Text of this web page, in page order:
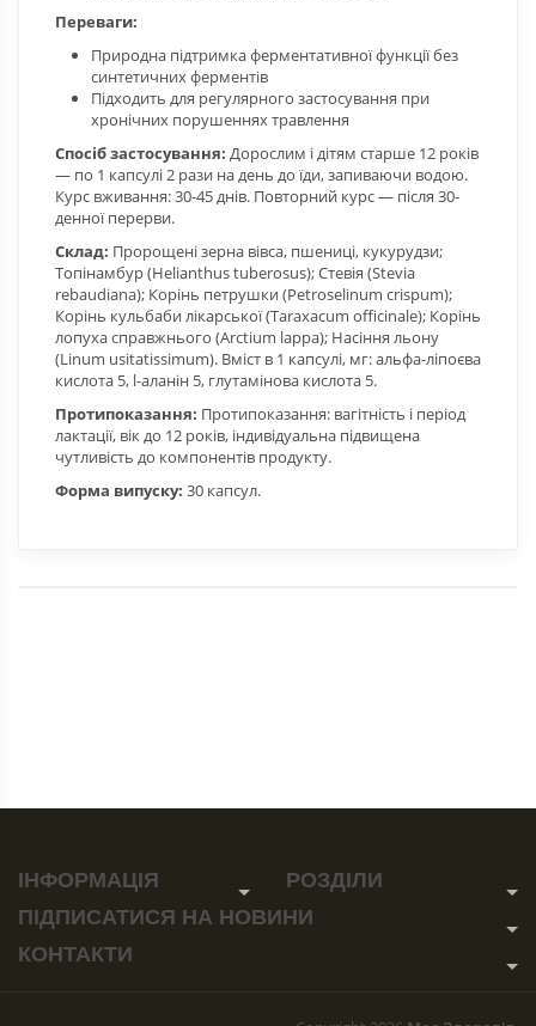
Переваги:
Природна підтримка ферментативної функції без
синтетичних ферментів
Підходить для регулярного застосування при
хронічних порушеннях травлення
Спосіб застосування: Дорослим і дітям старше 12 років
— по 1 капсулі 2 рази на день до їди, запиваючи водою.
Курс вживання: 30-45 днів. Повторний курс — після 30-
денної перерви.
Склад: Пророщені зерна вівса, пшениці, кукурудзи;
Топінамбур (Helianthus tuberosus); Стевія (Stevia
rebaudiana); Корінь петрушки (Petroselinum crispum);
Корінь кульбаби лікарської (Taraxacum officinale); Корінь
лопуха справжнього (Arctium lappa); Насіння льону
(Linum usitatissimum). Вміст в 1 капсулі, мг: альфа-ліпоєва
кислота 5, l-аланін 5, глутамінова кислота 5.
Протипоказання: Протипоказання: вагітність і період
лактації, вік до 12 років, індивідуальна підвищена
чутливість до компонентів продукту.
Форма випуску: 30 капсул.
ІНФОРМАЦІЯ
РОЗДІЛИ
ПІДПИСАТИСЯ НА НОВИНИ
КОНТАКТИ